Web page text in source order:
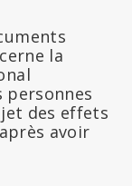
la
personnes
des effets
avoir